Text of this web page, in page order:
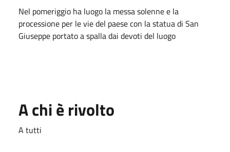
Nel pomeriggio ha luogo la messa solenne e la
processione per le vie del paese con la statua di San
Giuseppe portato a spalla dai devoti del luogo
A chi è rivolto
A tutti